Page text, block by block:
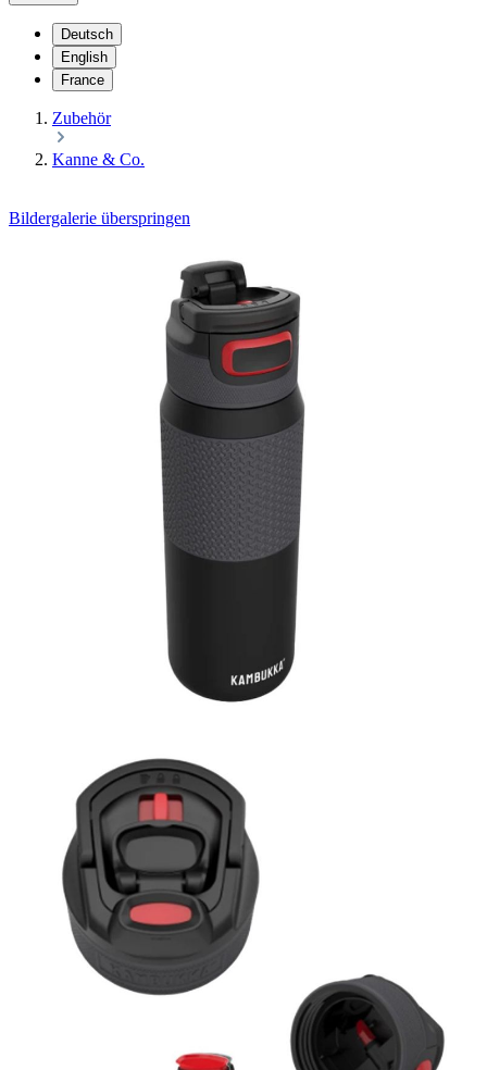
Deutsch
English
France
Zubehör
Kanne & Co.
Bildergalerie überspringen